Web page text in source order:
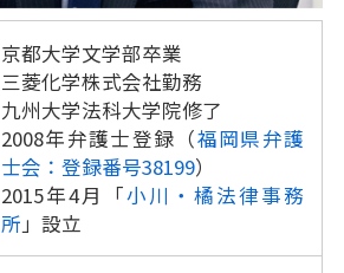
京都大学文学部卒業
三菱化学株式会社勤務
九州大学法科大学院修了
2008年弁護士登録（福岡県弁護
士会：登録番号38199）
2015年4月「小川・橘法律事務
所」設立